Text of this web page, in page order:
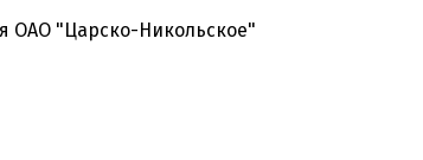
ОАО "Царско-Никольское"